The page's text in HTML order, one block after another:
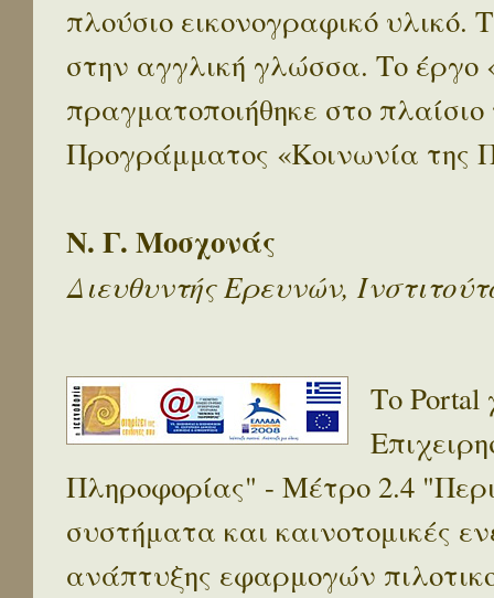
πλούσιο εικονογραφικό
στην αγγλική γλώσσα. Το
πραγματοποιήθηκε στο
Προγράμματος «Κοινωνία της
Ν. Γ. Μοσχονάς
Διευθυντής Ερευνών,
Το Portal
Πληροφορίας" - Μέτρο 2.4
συστήματα και καινοτομικές
ανάπτυξης εφαρμογών